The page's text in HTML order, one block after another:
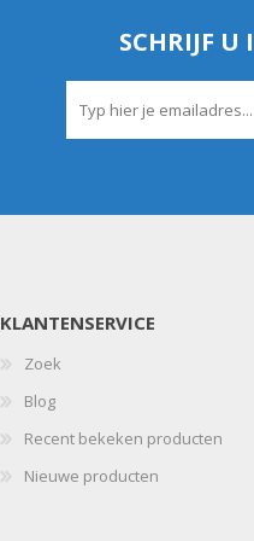
SCHRIJF U
KLANTENSERVICE
Zoek
Blog
Recent bekeken producten
Nieuwe producten